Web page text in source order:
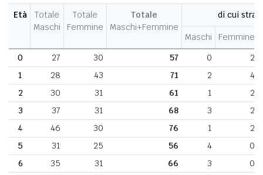
Età
Totale
Maschi
Totale
Femmine
Totale
Maschi+Femmine
di cui
Maschi Femmine
0
27 30 57 0
2
1
28 43 71 2
4
2
30 31 61 1
2
3
37 31 68 3
2
4
46 30 76 1
2
5
31 25 56 4
0
6
35 31 66 3
0